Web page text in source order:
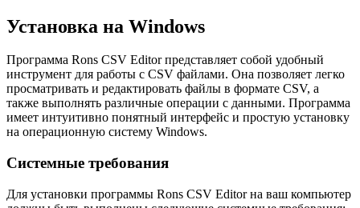
Установка на Windows
Программа Rons CSV Editor представляет собой удобный
инструмент для работы с CSV файлами. Она позволяет легко
просматривать и редактировать файлы в формате CSV, а
также выполнять различные операции с данными. Программа
имеет интуитивно понятный интерфейс и простую установку
на операционную систему Windows.
Системные требования
Для установки программы Rons CSV Editor на ваш компьютер